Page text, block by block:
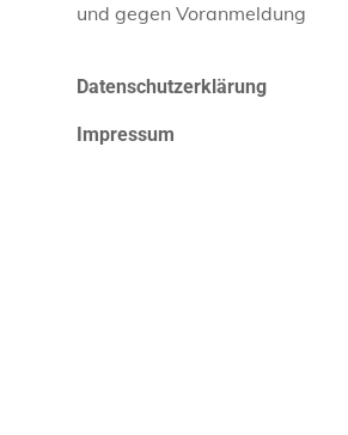
und gegen Voranmeldung
Datenschutzerklärung
Impressum